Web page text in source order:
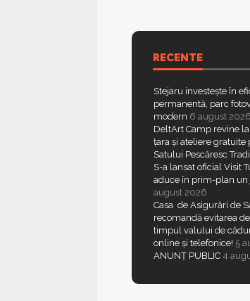
RECENTE
Stejaru investește în
permanentă, parc
modern 6 august 2026
DeltArt Camp revine
țara și ateliere
Satului Pescăresc
S-a lansat oficial Visit
aduce în prim-plan un
august 2026
Casa de Asigurări de
recomandă evitarea
timpul valului de
online și telefonice! 5
ANUNȚ PUBLIC 4